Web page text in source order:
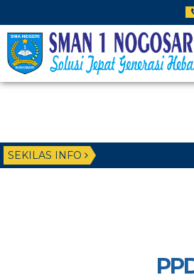
SEKILAS INFO